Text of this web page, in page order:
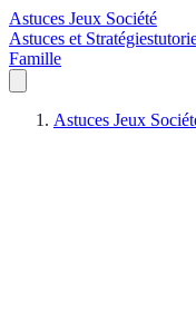
Astuces Jeux Société
Astuces et Stratégies
Famille
Astuces Jeux